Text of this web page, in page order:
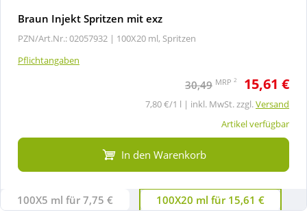
Braun Injekt Spritzen mit exz
PZN/Art.Nr.: 02057932 | 100X20 ml, Spritzen
Pflichtangaben
30,49 MRP 2 15,61 €
7,80 €/1 l | inkl. MwSt. zzgl.Versand
Artikel verfügbar
In den Warenkorb
100X5 ml für 7,75 € 100X20 ml für 15,61 €